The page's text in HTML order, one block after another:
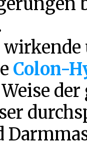
Colon-